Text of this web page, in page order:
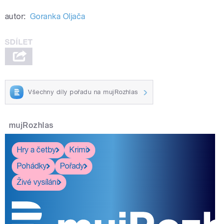
autor: Goranka Oljača
Všechny díly pořadu na mujRozhlas
mujRozhlas
Hry a četby
Krimi
Pohádky
Pořady
Živé vysílání